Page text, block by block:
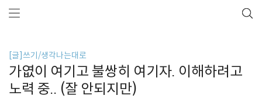
[글]쓰기/생각나는대로
가엾이 여기고 불쌍히 여기자. 이해하려고
노력 중.. (잘 안되지만)